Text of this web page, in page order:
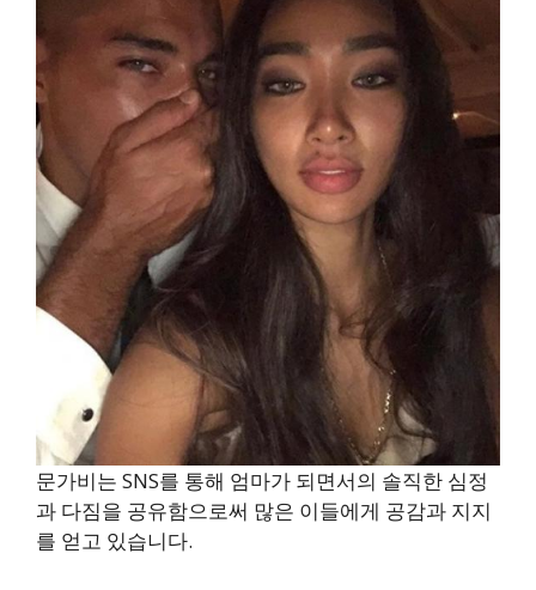
문가비는 SNS를 통해 엄마가 되면서의 솔직한 심정
과 다짐을 공유함으로써 많은 이들에게 공감과 지지
를 얻고 있습니다.